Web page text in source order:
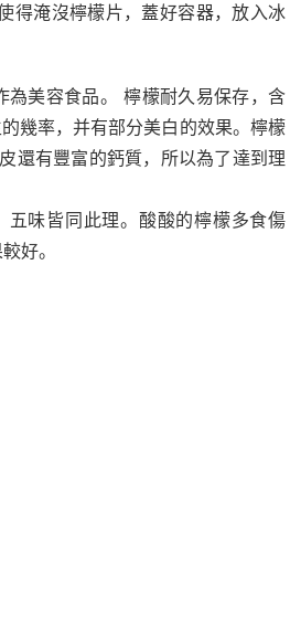
得淹沒檸檬片，蓋好容器，放入冰
為美容食品。 檸檬耐久易保存，含
幾率，并有部分美白的效果。檸檬
還有豐富的鈣質，所以為了達到理
味皆同此理。酸酸的檸檬多食傷
好。